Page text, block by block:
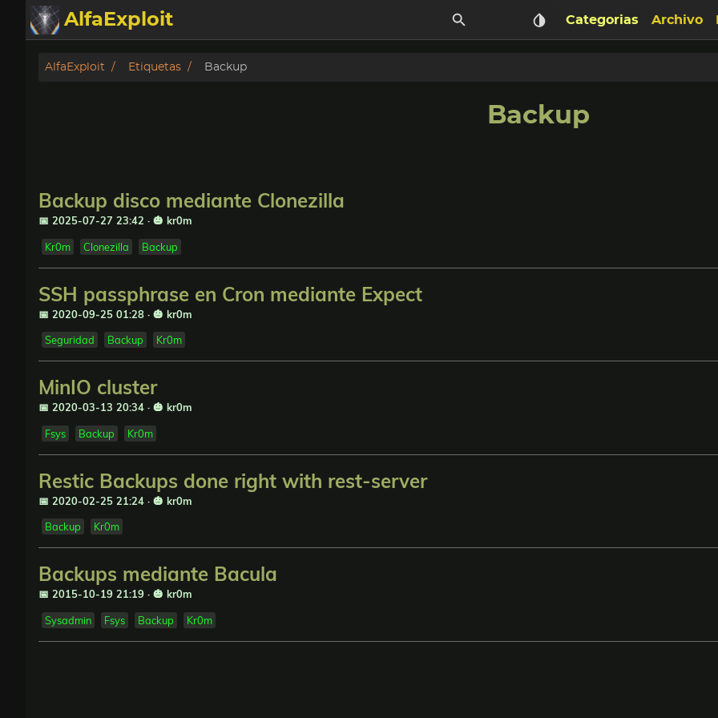
AlfaExploit
Categorias
Badguys
Donar
Categorias Archivo
AlfaExploit Etiquetas Backup
Backup
Backup disco mediante Clonezilla
📅 2025-07-27 23:42 · 🎃 kr0m
Kr0m Clonezilla Backup
SSH passphrase en Cron mediante Expect
📅 2020-09-25 01:28 · 🎃 kr0m
Seguridad Backup Kr0m
MinIO cluster
📅 2020-03-13 20:34 · 🎃 kr0m
Fsys Backup Kr0m
Restic Backups done right with rest-server
📅 2020-02-25 21:24 · 🎃 kr0m
Backup Kr0m
Backups mediante Bacula
📅 2015-10-19 21:19 · 🎃 kr0m
Sysadmin Fsys Backup Kr0m